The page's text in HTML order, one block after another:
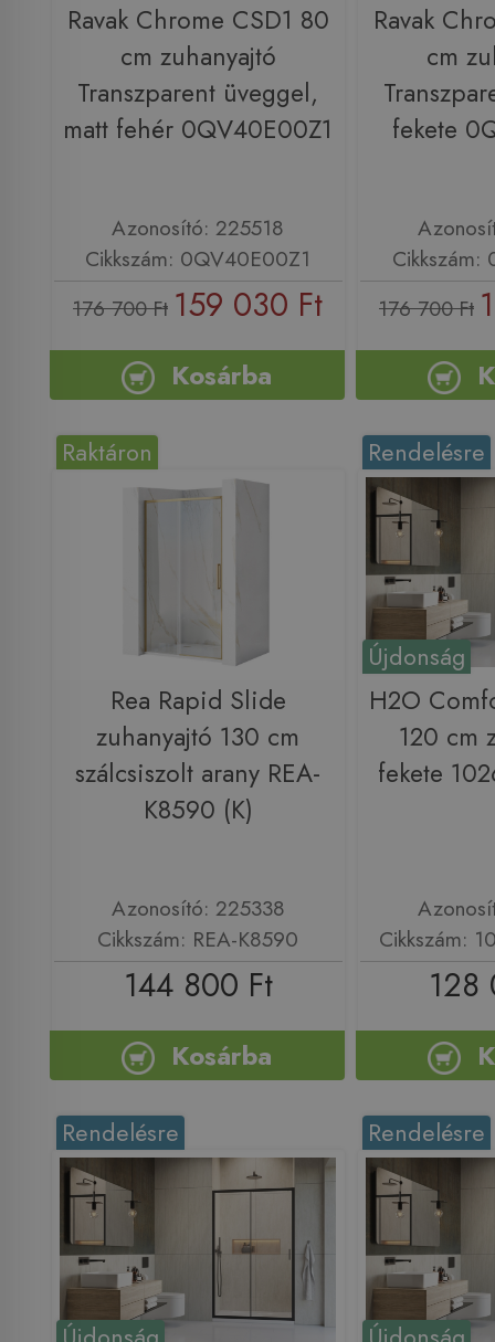
Ravak Chrome CSD1 80
cm zuhanyajtó
Transzparent üveggel,
matt fehér 0QV40E00Z1
Azonosító: 225518
Cikkszám: 0QV40E00Z1
176 700 Ft 159 030 Ft
Kosárba
Ravak
cm
fekete
176 700 Ft
Raktáron
Rea Rapid Slide
zuhanyajtó 130 cm
szálcsiszolt arany REA-
K8590 (K)
Azonosító: 225338
Cikkszám: REA-K8590
144 800 Ft
Kosárba
Újdonság
Rendelésre
H2O
120 cm
fekete
Cikkszám:
128
Rendelésre Rendelésre